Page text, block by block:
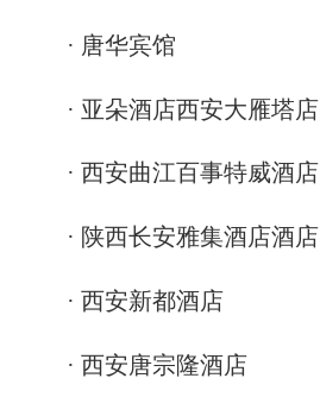
· 唐华宾馆
· 亚朵酒店西安大雁塔店
· 西安曲江百事特威酒店
· 陕西长安雅集酒店酒店
· 西安新都酒店
· 西安唐宗隆酒店